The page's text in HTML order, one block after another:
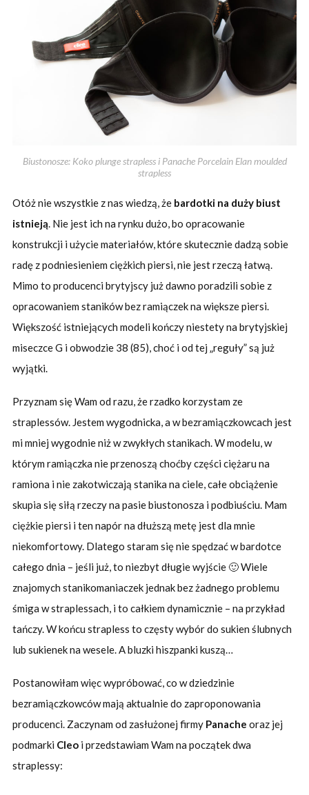
Biustonosze: Koko plunge strapless i Panache Porcelain Elan moulded
strapless
Otóż nie wszystkie z nas wiedzą, że bardotki na duży biust
istnieją. Nie jest ich na rynku dużo, bo opracowanie
konstrukcji i użycie materiałów, które skutecznie dadzą sobie
radę z podniesieniem ciężkich piersi, nie jest rzeczą łatwą.
Mimo to producenci brytyjscy już dawno poradzili sobie z
opracowaniem staników bez ramiączek na większe piersi.
Większość istniejących modeli kończy niestety na brytyjskiej
miseczce G i obwodzie 38 (85), choć i od tej „reguły” są już
wyjątki.
Przyznam się Wam od razu, że rzadko korzystam ze
straplessów. Jestem wygodnicka, a w bezramiączkowcach jest
mi mniej wygodnie niż w zwykłych stanikach. W modelu, w
którym ramiączka nie przenoszą choćby części ciężaru na
ramiona i nie zakotwiczają stanika na ciele, całe obciążenie
skupia się siłą rzeczy na pasie biustonosza i podbiuściu. Mam
ciężkie piersi i ten napór na dłuższą metę jest dla mnie
niekomfortowy. Dlatego staram się nie spędzać w bardotce
całego dnia – jeśli już, to niezbyt długie wyjście 🙂 Wiele
znajomych stanikomaniaczek jednak bez żadnego problemu
śmiga w straplessach, i to całkiem dynamicznie – na przykład
tańczy. W końcu strapless to częsty wybór do sukien ślubnych
lub sukienek na wesele. A bluzki hiszpanki kuszą…
Postanowiłam więc wypróbować, co w dziedzinie
bezramiączkowców mają aktualnie do zaproponowania
producenci. Zaczynam od zasłużonej firmy Panache oraz jej
podmarki Cleoi przedstawiam Wam na początek dwa
straplessy: